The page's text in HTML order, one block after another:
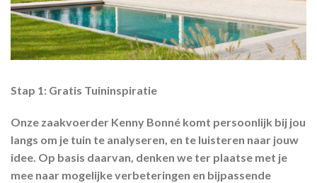
Stap 1: Gratis Tuininspiratie
Onze zaakvoerder Kenny Bonné komt persoonlijk bij jou
langs om je tuin te analyseren, en te luisteren naar jouw
idee. Op basis daarvan, denken we ter plaatse met je
mee naar mogelijke verbeteringen en bijpassende